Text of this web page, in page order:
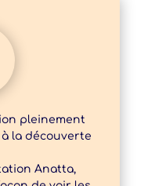
pleinement
la découverte
Anatta,